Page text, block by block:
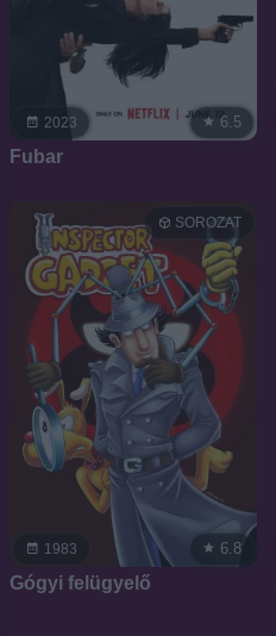
2023 6.5
Fubar
1983
SOROZAT
6.8
Gógyi felügyelő